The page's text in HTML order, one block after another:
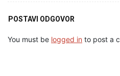
POSTAVI ODGOVOR
You must be logged in to post a